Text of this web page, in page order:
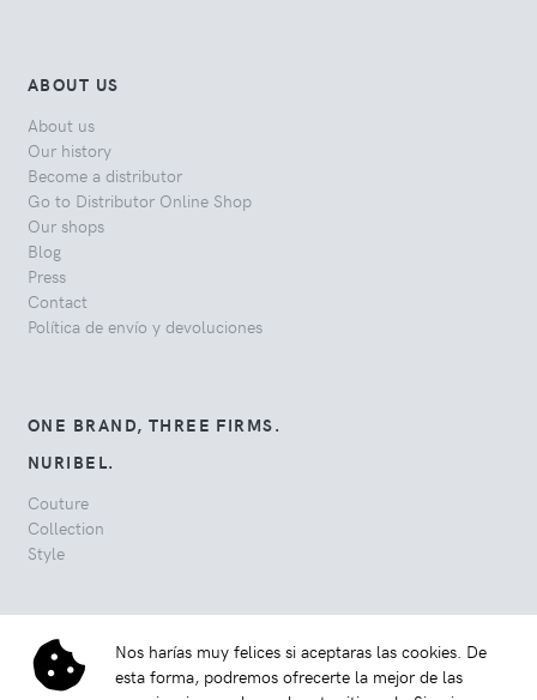
ABOUT US
About us
Our history
Become a distributor
Go to Distributor Online Shop
Our shops
Blog
Press
Contact
Política de envío y devoluciones
ONE BRAND, THREE FIRMS.
NURIBEL.
Couture
Collection
Style
Nos harías muy felices si aceptaras las cookies. De
esta forma, podremos ofrecerte la mejor de las